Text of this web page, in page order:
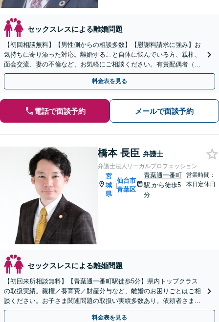
セックスレスによる離婚問題
【初回相談無料】【男性側からの相談多数】【慰謝料請求に強み】お
気持ちに寄り添った対応。離婚すること自体に悩んでいる方、親権、
面会交流、妻の不倫など、お気軽にご相談ください。有責配偶者（不
倫した側）の相談も対応します。【青葉通一番町駅4分】
料金表を見る
電話で面談予約 メールで面談予約
橋本 長臣 弁護士
弁護士法人リーガルプロフェッション
宮
城
県
|
仙台市
青葉区
青葉通一番町
駅 から徒歩5
分
営業時間：
本日定休日
セックスレスによる離婚問題
【初回来所相談無料】【青葉通一番町駅徒歩5分】県内トップクラス
の取扱実績。親権／養育費／財産分与など、離婚のお困りごとはご相
談ください。お子さま関連問題の取扱い実績多数あり。依頼者さまの
状況やご要望に寄り添い、最善の解決を目指します。
料金表を見る